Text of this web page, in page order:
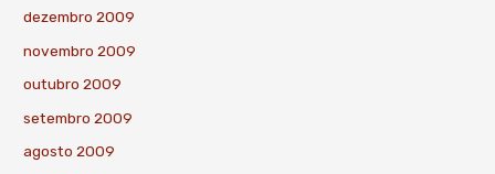
dezembro 2009
novembro 2009
outubro 2009
setembro 2009
agosto 2009